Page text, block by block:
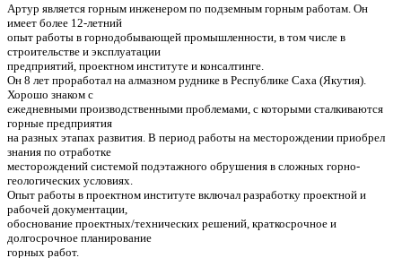
Артур является горным инженером по подземным горным работам. Он
имеет более 12-летний
опыт работы в горнодобывающей промышленности, в том числе в
строительстве и эксплуатации
предприятий, проектном институте и консалтинге.
Он 8 лет проработал на алмазном руднике в Республике Саха (Якутия).
Хорошо знаком с
ежедневными производственными проблемами, с которыми сталкиваются
горные предприятия
на разных этапах развития. В период работы на месторождении приобрел
знания по отработке
месторождений системой подэтажного обрушения в сложных горно-
геологических условиях.
Опыт работы в проектном институте включал разработку проектной и
рабочей документации,
обоснование проектных/технических решений, краткосрочное и
долгосрочное планирование
горных работ.